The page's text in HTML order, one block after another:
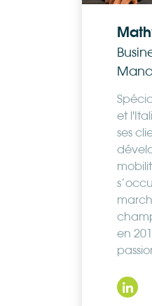
et
ses
en